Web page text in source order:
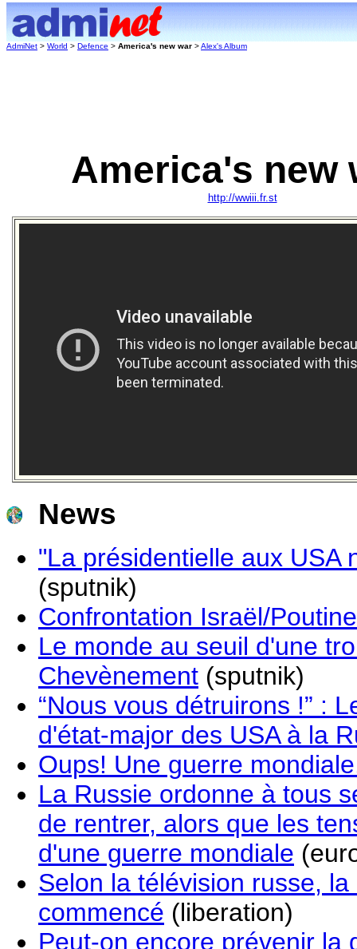
AdmiNet > World > Defence > America's new war >Alex's Album
America's new
http://wwiii.fr.st
News
"La présidentielle aux USA
(sputnik)
Confrontation Israël/
Le monde au seuil d'une
Chevènement (sputnik)
“Nous vous détruirons !” :
d'état-major des USA à la
Oups! Une guerre
La Russie ordonne à tous
de rentrer, alors que les
d'une guerre mondiale
Selon la télévision russe,
commencé (liberation)
Peut-on encore prévenir la